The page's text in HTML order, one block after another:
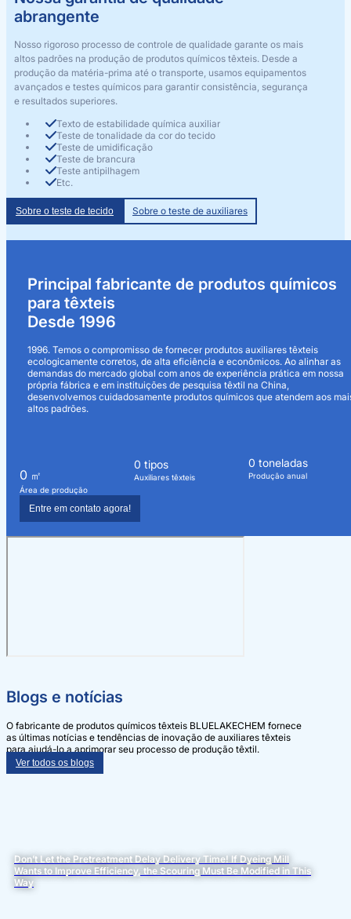
abrangente
Nosso rigoroso processo de controle de qualidade garante os mais
altos padrões na produção de produtos químicos têxteis. Desde a
produção da matéria-prima até o transporte, usamos equipamentos
avançados e testes químicos para garantir consistência, segurança
e resultados superiores.
Texto de estabilidade química auxiliar
Teste de tonalidade da cor do tecido
Teste de umidificação
Teste de brancura
Teste antipilhagem
Etc.
Sobre o teste de tecido Sobre o teste de auxiliares
Principal fabricante de produtos químicos
para têxteis
Desde 1996
1996. Temos o compromisso de fornecer produtos auxiliares têxteis
ecologicamente corretos, de alta eficiência e econômicos. Ao alinhar as
demandas do mercado global com anos de experiência prática em nossa
própria fábrica e em instituições de pesquisa têxtil na China,
desenvolvemos cuidadosamente produtos químicos que atendem aos
altos padrões.
0 ㎡
Área de produção
0 tipos
Auxiliares têxteis
0 toneladas
Produção anual
Entre em contato agora!
Blogs e notícias
O fabricante de produtos químicos têxteis BLUELAKECHEM fornece
as últimas notícias e tendências de inovação de auxiliares têxteis
para ajudá-lo a aprimorar seu processo de produção têxtil.
Ver todos os blogs
Don’t Let the Pretreatment Delay Delivery Time! If Dyeing Mill
Wants to Improve Efficiency, the Scouring Must Be Modified in This
Way